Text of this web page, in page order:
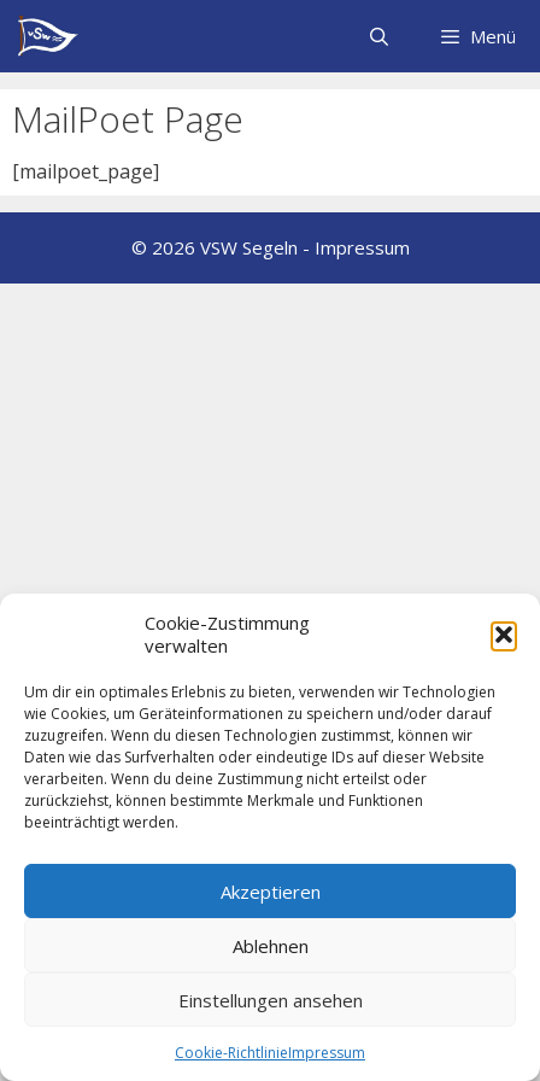
Cookie-Zustimmung
verwalten
Um dir ein optimales Erlebnis zu bieten, verwenden wir Technologien
wie Cookies, um Geräteinformationen zu speichern und/oder darauf
zuzugreifen. Wenn du diesen Technologien zustimmst, können wir
Daten wie das Surfverhalten oder eindeutige IDs auf dieser Website
verarbeiten. Wenn du deine Zustimmung nicht erteilst oder
zurückziehst, können bestimmte Merkmale und Funktionen
beeinträchtigt werden.
Akzeptieren
Ablehnen
Einstellungen ansehen
Cookie-RichtlinieImpressum
Zum
Inhalt
springen
Menü
MailPoet Page
[mailpoet_page]
© 2026 VSW Segeln - Impressum